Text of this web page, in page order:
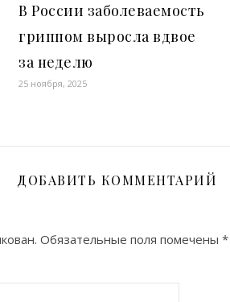
В России заболеваемость
гриппом выросла вдвое
за неделю
25 ноября, 2025
ДОБАВИТЬ КОММЕНТАРИЙ
Обязательные поля помечены *